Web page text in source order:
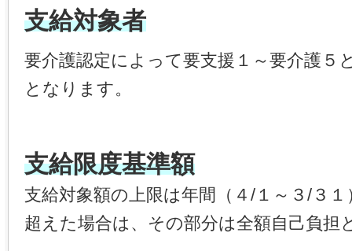
支給対象者
要介護認定によって要支援１～要介護５
となります。
支給限度基準額
支給対象額の上限は年間（４/１～３/３
超えた場合は、その部分は全額自己負担